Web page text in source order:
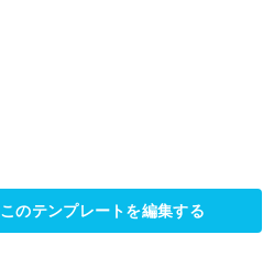
このテンプレートを編集する